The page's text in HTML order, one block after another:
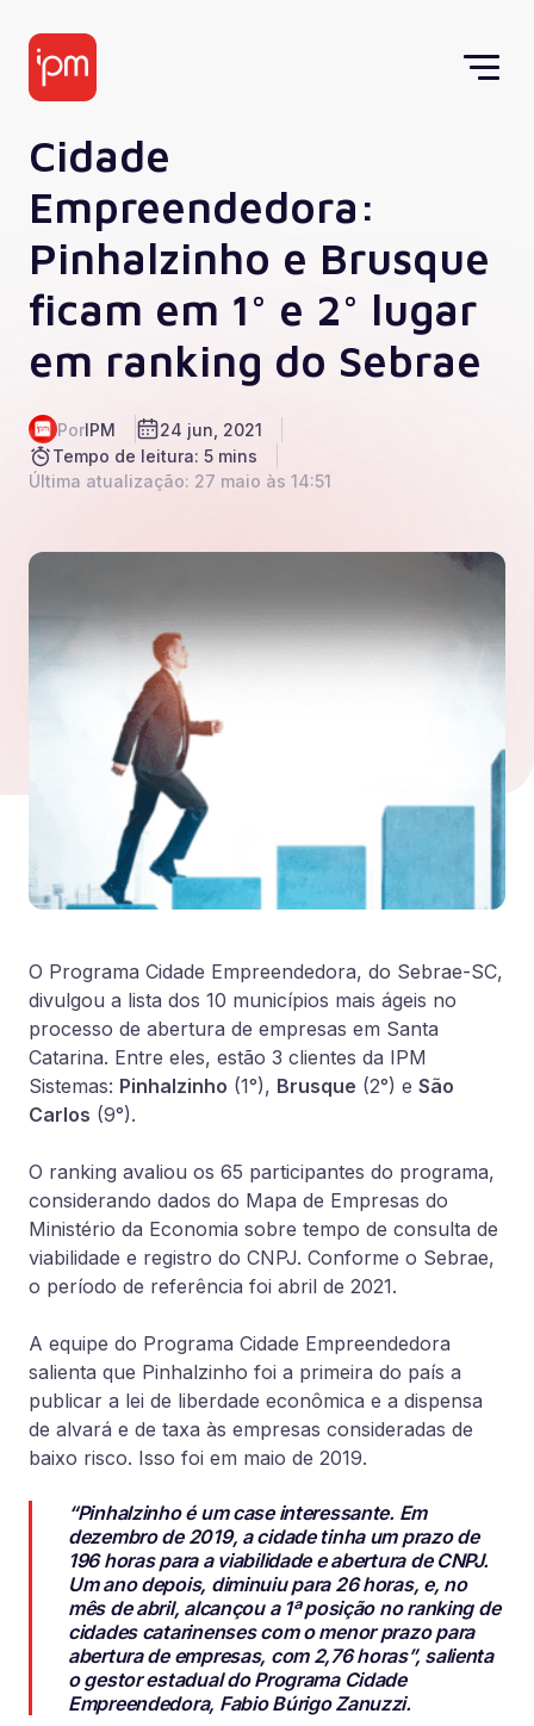
Cidade
Empreendedora:
Pinhalzinho e Brusque
ficam em 1° e 2° lugar
em ranking do Sebrae
PorIPM
24 jun, 2021
Tempo de leitura: 5 mins
Última atualização: 27 maio às 14:51
O Programa Cidade Empreendedora, do Sebrae-SC,
divulgou a lista dos 10 municípios mais ágeis no
processo de abertura de empresas em Santa
Catarina. Entre eles, estão 3 clientes da IPM
Sistemas: Pinhalzinho (1°), Brusque (2°) e São
Carlos (9°).
O ranking avaliou os 65 participantes do programa,
considerando dados do Mapa de Empresas do
Ministério da Economia sobre tempo de consulta de
viabilidade e registro do CNPJ. Conforme o Sebrae,
o período de referência foi abril de 2021.
A equipe do Programa Cidade Empreendedora
salienta que Pinhalzinho foi a primeira do país a
publicar a lei de liberdade econômica e a dispensa
de alvará e de taxa às empresas consideradas de
baixo risco. Isso foi em maio de 2019.
“Pinhalzinho é um case interessante. Em
dezembro de 2019, a cidade tinha um prazo de
196 horas para a viabilidade e abertura de CNPJ.
Um ano depois, diminuiu para 26 horas, e, no
mês de abril, alcançou a 1ª posição no ranking de
cidades catarinenses com o menor prazo para
abertura de empresas, com 2,76 horas”, salienta
o gestor estadual do Programa Cidade
Empreendedora, Fabio Búrigo Zanuzzi.